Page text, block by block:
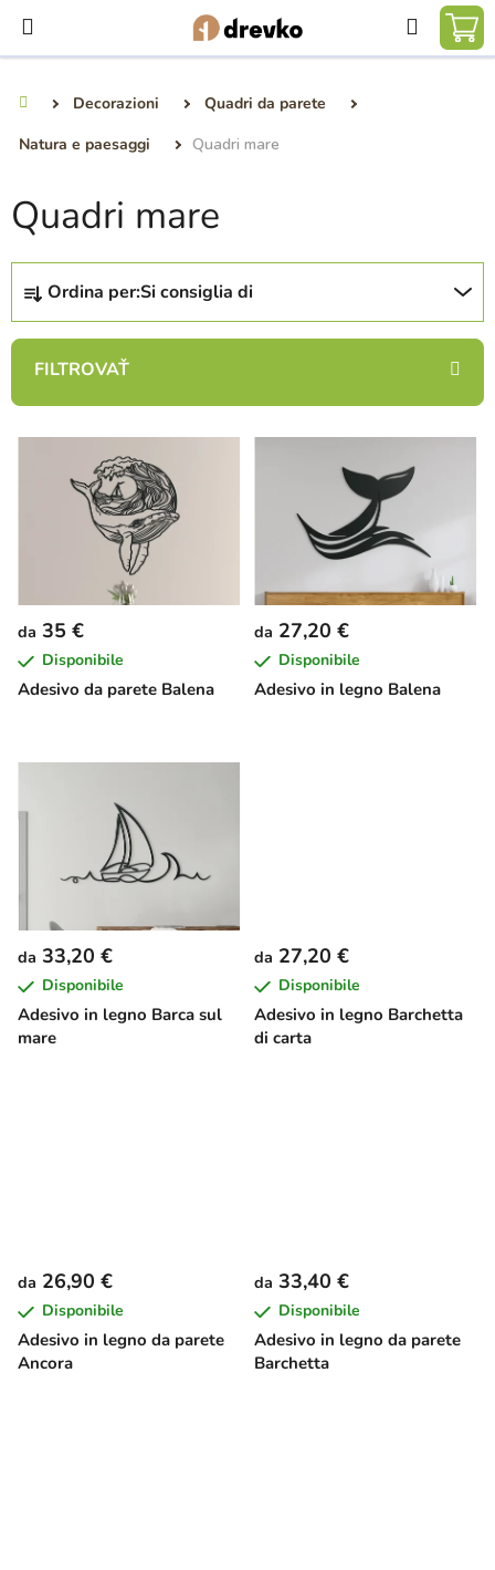
contenuto
Ricerca
Decorazioni
Quadri da parete
Natura e paesaggi
Quadri mare
Quadri mare
O
d
n
m
e
p
r
d
t
Ordina per:Si consiglia di
E
d
e
p
o
o
Adesivo da parete Balena
da 35 €
Disponibile
Adesivo in legno Balena
da 27,20 €
Disponibile
Adesivo in legno Barca sul
mare
da 33,20 €
Disponibile
Adesivo in legno Barchetta
di carta
da 27,20 €
Disponibile
Adesivo in legno da parete
Ancora
da 26,90 €
Disponibile
Adesivo in legno da parete
Barchetta
da 33,40 €
Disponibile